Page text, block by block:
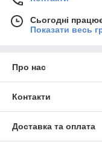
Сьогодні
Показати весь
Про нас
Контакти
Доставка та оплата